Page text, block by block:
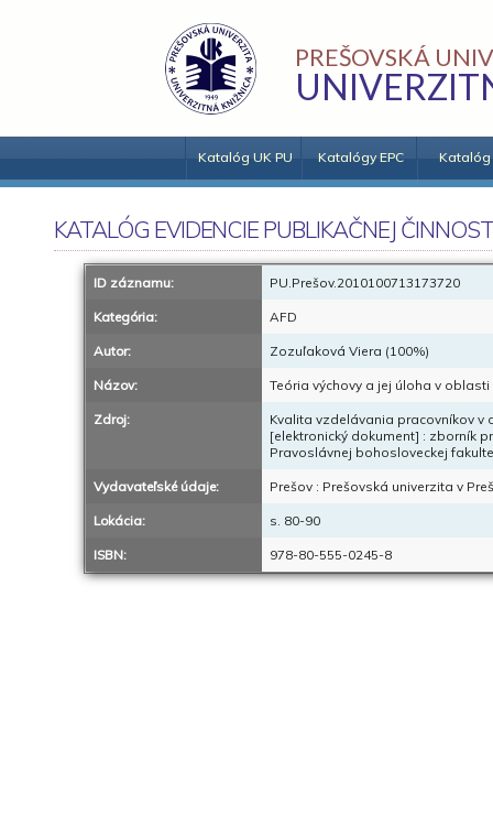
PREŠOVSKÁ
Katalóg UK PU Katalógy EPC Katalóg
KATALÓG EVIDENCIE PUBLIKAČNEJ
ID záznamu: PU.Prešov.2010100713173720
Kategória: AFD
Autor: Zozuľaková Viera (100%)
Názov: Teória výchovy a jej úloha v
Zdroj:
Kvalita vzdelávania pracovníkov
[elektronický dokument] : zborník
Pravoslávnej bohosloveckej
Vydavateľské údaje: Prešov : Prešovská univerzita v
Lokácia: s. 80-90
ISBN: 978-80-555-0245-8